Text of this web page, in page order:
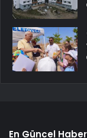
En Güncel